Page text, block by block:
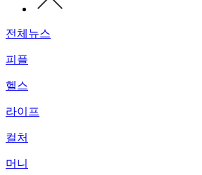
전체뉴스
피플
헬스
라이프
컬처
머니